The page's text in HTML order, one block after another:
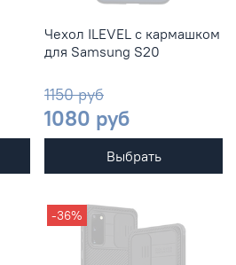
Чехол ILEVEL с кармашком
для Samsung S20
1150 руб
1080 руб
Выбрать
-36%